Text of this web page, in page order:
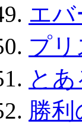
エ
プ
と
勝